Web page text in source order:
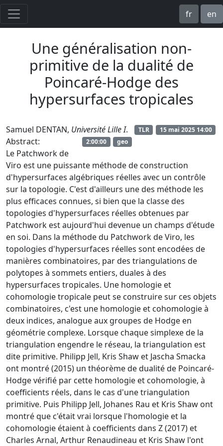
fr en
Une généralisation non-
primitive de la dualité de
Poincaré-Hodge des
hypersurfaces tropicales
Samuel DENTAN, Université Lille I. 15 mai 2025 14:00
TLR
geo
2:00:00
Abstract:
Le Patchwork de
Viro est une puissante méthode de construction
d'hypersurfaces algébriques réelles avec un contrôle
sur la topologie. C'est d'ailleurs une des méthode les
plus efficaces connues, si bien que la classe des
topologies d'hypersurfaces réelles obtenues par
Patchwork est aujourd'hui devenue un champs d'étude
en soi. Dans la méthode du Patchwork de Viro, les
topologies d'hypersurfaces réelles sont encodées de
manières combinatoires, par des triangulations de
polytopes à sommets entiers, duales à des
hypersurfaces tropicales. Une homologie et
cohomologie tropicale peut se construire sur ces objets
combinatoires, c'est une homologie et cohomologie à
deux indices, analogue aux groupes de Hodge en
géométrie complexe. Lorsque chaque simplexe de la
triangulation engendre le réseau, la triangulation est
dite primitive. Philipp Jell, Kris Shaw et Jascha Smacka
ont montré (2015) un théorème de dualité de Poincaré-
Hodge vérifié par cette homologie et cohomologie, à
coefficients réels, dans le cas d'une triangulation
primitive. Puis Philipp Jell, Johanes Rau et Kris Shaw ont
montré que c'était vrai lorsque l'homologie et la
cohomologie étaient à coefficients dans Z (2017) et
Charles Arnal, Arthur Renaudineau et Kris Shaw l'ont